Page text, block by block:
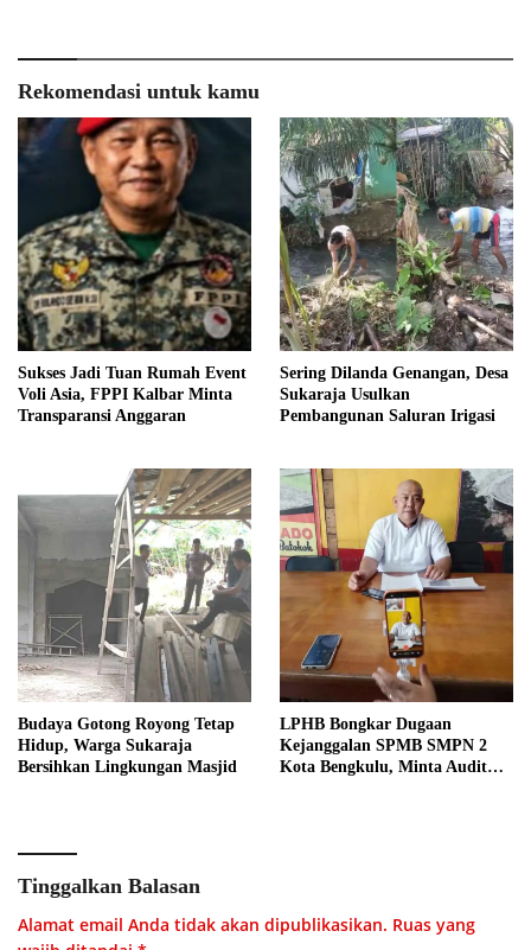
Rekomendasi untuk kamu
Sukses Jadi Tuan Rumah Event
Voli Asia, FPPI Kalbar Minta
Transparansi Anggaran
Sering Dilanda Genangan, Desa
Sukaraja Usulkan
Pembangunan Saluran Irigasi
Budaya Gotong Royong Tetap
Hidup, Warga Sukaraja
Bersihkan Lingkungan Masjid
LPHB Bongkar Dugaan
Kejanggalan SPMB SMPN 2
Kota Bengkulu, Minta Audit
Tinggalkan Balasan
Alamat email Anda tidak akan dipublikasikan. Ruas yang